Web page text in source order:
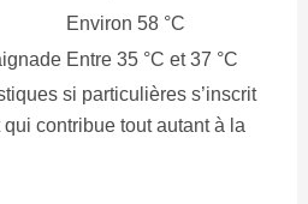
Environ 58 °C
Entre 35 °C et 37 °C
si particulières s’inscrit
contribue tout autant à la